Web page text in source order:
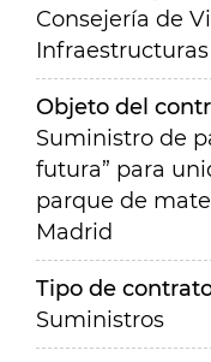
Consejería de
Infraestructuras
Objeto del
Suministro de
futura” para
parque de
Madrid
Tipo de
Suministros